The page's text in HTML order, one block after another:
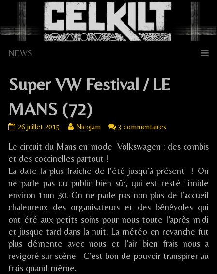
content
Super VW Festival / LE
MANS (72)
Super
Festival
LE
(72)
published
on
26 juillet 2015
Read
posts
by
the
of
Super
VW
Festival
MANS
(72),
Nicojam 3 commentaires
VW
/
MANS
(72)
Le circuit du Mans en mode Volkswagen : des combis
et des coccinelles partout !
La date la plus fraîche de l’été jusqu’à présent ! On
ne parle pas du public bien sûr, qui est resté timide
environ 1mn 30. On ne parle pas non plus de l’accueil
chaleureux des organisateurs et des bénévoles qui
ont été aux petits soins pour nous toute l’après midi
et jusque tard dans la nuit. La météo en revanche fut
plus clémente avec nous et l’air bien frais nous a
revigoré sur scène. C’est bon de pouvoir transpirer au
frais quand même.